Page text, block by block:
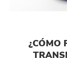
¿CÓMO